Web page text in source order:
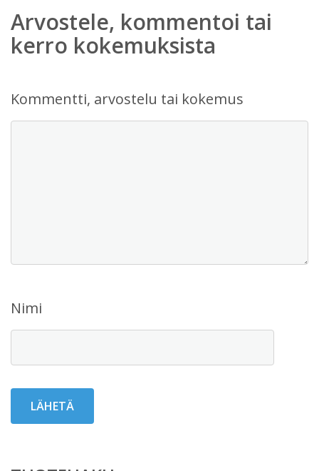
Arvostele, kommentoi tai
kerro kokemuksista
Kommentti, arvostelu tai kokemus
Nimi